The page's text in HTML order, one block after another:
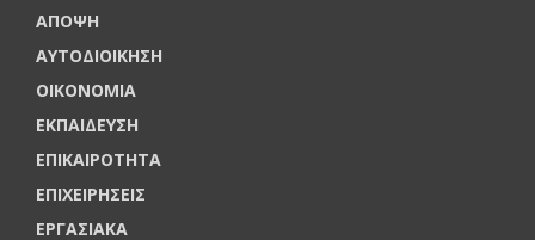
ΑΠΟΨΗ
ΑΥΤΟΔΙΟΙΚΗΣΗ
ΟΙΚΟΝΟΜΙΑ
ΕΚΠΑΙΔΕΥΣΗ
ΕΠΙΚΑΙΡΟΤΗΤΑ
ΕΠΙΧΕΙΡΗΣΕΙΣ
ΕΡΓΑΣΙΑΚΑ